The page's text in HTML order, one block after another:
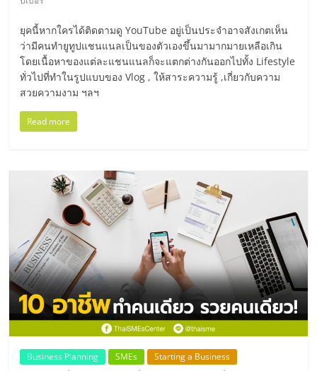
หน้า
บ้าน
ลงทุน
น้อย
คืน
ทุน
ไว,
ที่
ปรึกษา
การ
ยุคนี้หากใครได้ติดตามดู YouTube อยู่เป็นประจำอาจสังเกตเห็น
ว่ามีคนทำยูทูปแชนแนลเป็นของตัวเองขึ้นมามากมายเหลือเกิน
โดยเนื้อหาของแต่ละแชนแนลก็จะแตกต่างกันออกไปทั้ง Lifestyle
ทั่วไปที่ทำในรูปแบบของ Vlog , ให้สาระความรู้ ,เกี่ยวกับความ
สวยความงาม ฯลฯ
Read more
Business Planning SMEs Starting a Business